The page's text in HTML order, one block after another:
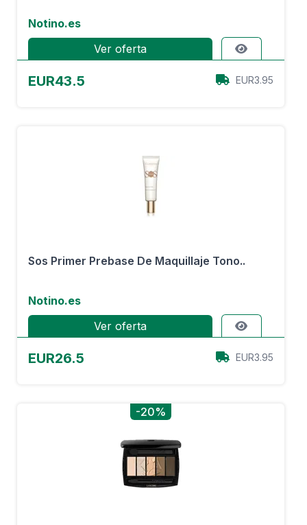
Notino.es
Ver oferta
EUR43.5 EUR3.95
Sos Primer Prebase De Maquillaje Tono..
Notino.es
Ver oferta
EUR26.5 EUR3.95
-20%